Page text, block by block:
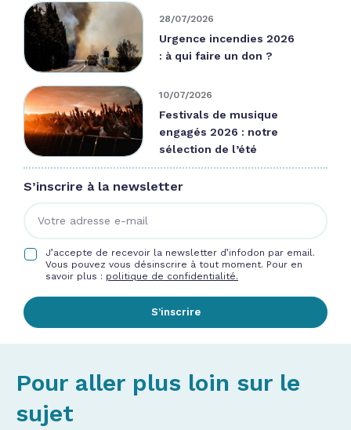
28/07/2026
Urgence incendies 2026
: à qui faire un don ?
10/07/2026
Festivals de musique
engagés 2026 : notre
sélection de l’été
S’inscrire à la newsletter
J’accepte de recevoir la newsletter d’infodon par email.
Vous pouvez vous désinscrire à tout moment. Pour en
savoir plus : politique de confidentialité.
S’inscrire
Pour aller plus loin sur le
sujet